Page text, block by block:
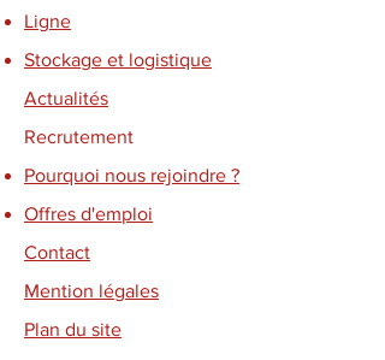
Ligne
Stockage et logistique
Actualités
Recrutement
Pourquoi nous rejoindre ?
Offres d'emploi
Contact
Mention légales
Plan du site